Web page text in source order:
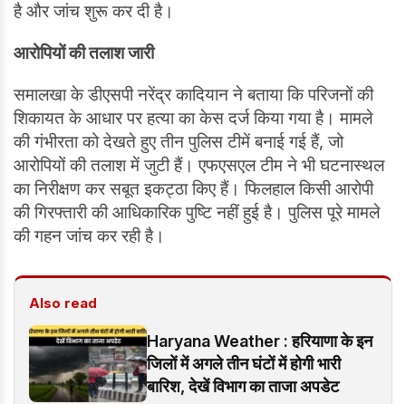
है और जांच शुरू कर दी है।
आरोपियों की तलाश जारी
समालखा के डीएसपी नरेंद्र कादियान ने बताया कि परिजनों की
शिकायत के आधार पर हत्या का केस दर्ज किया गया है। मामले
की गंभीरता को देखते हुए तीन पुलिस टीमें बनाई गई हैं, जो
आरोपियों की तलाश में जुटी हैं। एफएसएल टीम ने भी घटनास्थल
का निरीक्षण कर सबूत इकट्ठा किए हैं। फिलहाल किसी आरोपी
की गिरफ्तारी की आधिकारिक पुष्टि नहीं हुई है। पुलिस पूरे मामले
की गहन जांच कर रही है।
Also read
Haryana Weather : हरियाणा के इन
जिलों में अगले तीन घंटों में होगी भारी
बारिश, देखें विभाग का ताजा अपडेट